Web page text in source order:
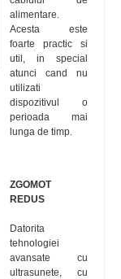
alimentare.
Acesta este
foarte practic si
util, in special
atunci cand nu
utilizati
dispozitivul o
perioada mai
lunga de timp.
ZGOMOT
REDUS
Datorita
tehnologiei
avansate cu
ultrasunete, cu